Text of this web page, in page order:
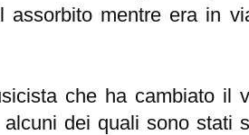
assorbito mentre era in
che ha cambiato il
dei quali sono stati